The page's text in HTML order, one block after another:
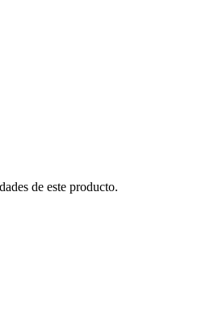
de este producto.